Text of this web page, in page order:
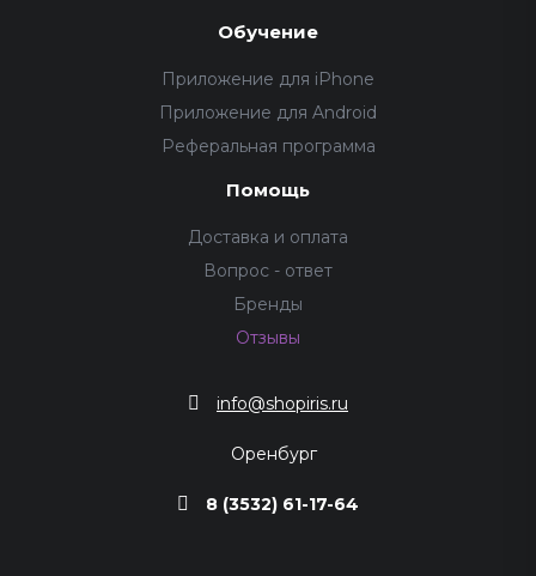
Обучение
Приложение для iPhone
Приложение для Android
Реферальная программа
Помощь
Доставка и оплата
Вопрос - ответ
Бренды
Отзывы
info@shopiris.ru
Оренбург
8 (3532) 61-17-64